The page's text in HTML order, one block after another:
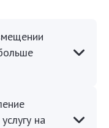
на